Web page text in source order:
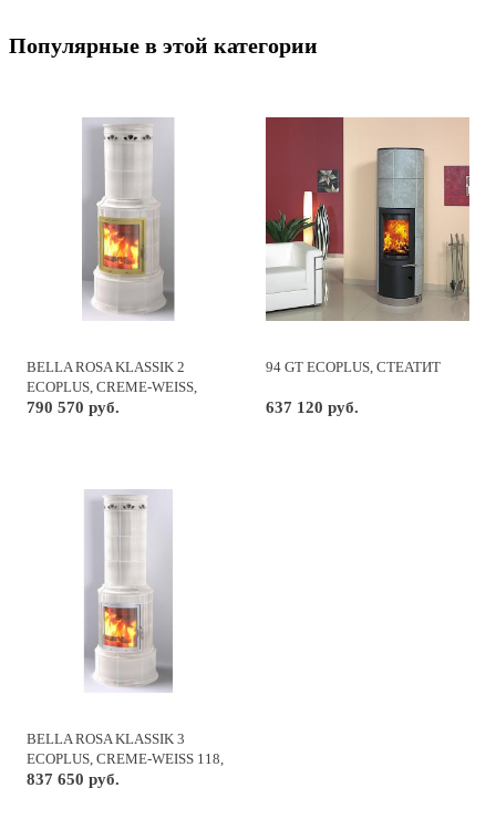
Популярные в этой категории
BELLA ROSA KLASSIK 2
ECOPLUS, CREME-WEISS,
РАМКА ЗОЛОТО
790 570 руб.
94 GT ECOPLUS, СТЕАТИТ
637 120 руб.
BELLA ROSA KLASSIK 3
ECOPLUS, CREME-WEISS 118,
РАМКА ХРОМ, ВЕРХ. ПОДКЛ.
837 650 руб.